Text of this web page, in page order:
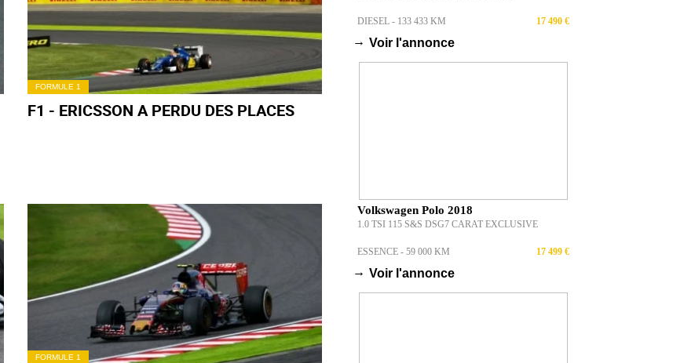
FORMULE 1
F1 - ERICSSON A PERDU DES PLACES
FORMULE 1
DIESEL - 133 433 KM 17 490 €
→ Voir l'annonce
Volkswagen Polo 2018
1.0 TSI 115 S&S DSG7 CARAT EXCLUSIVE
ESSENCE - 59 000 KM 17 499 €
→ Voir l'annonce